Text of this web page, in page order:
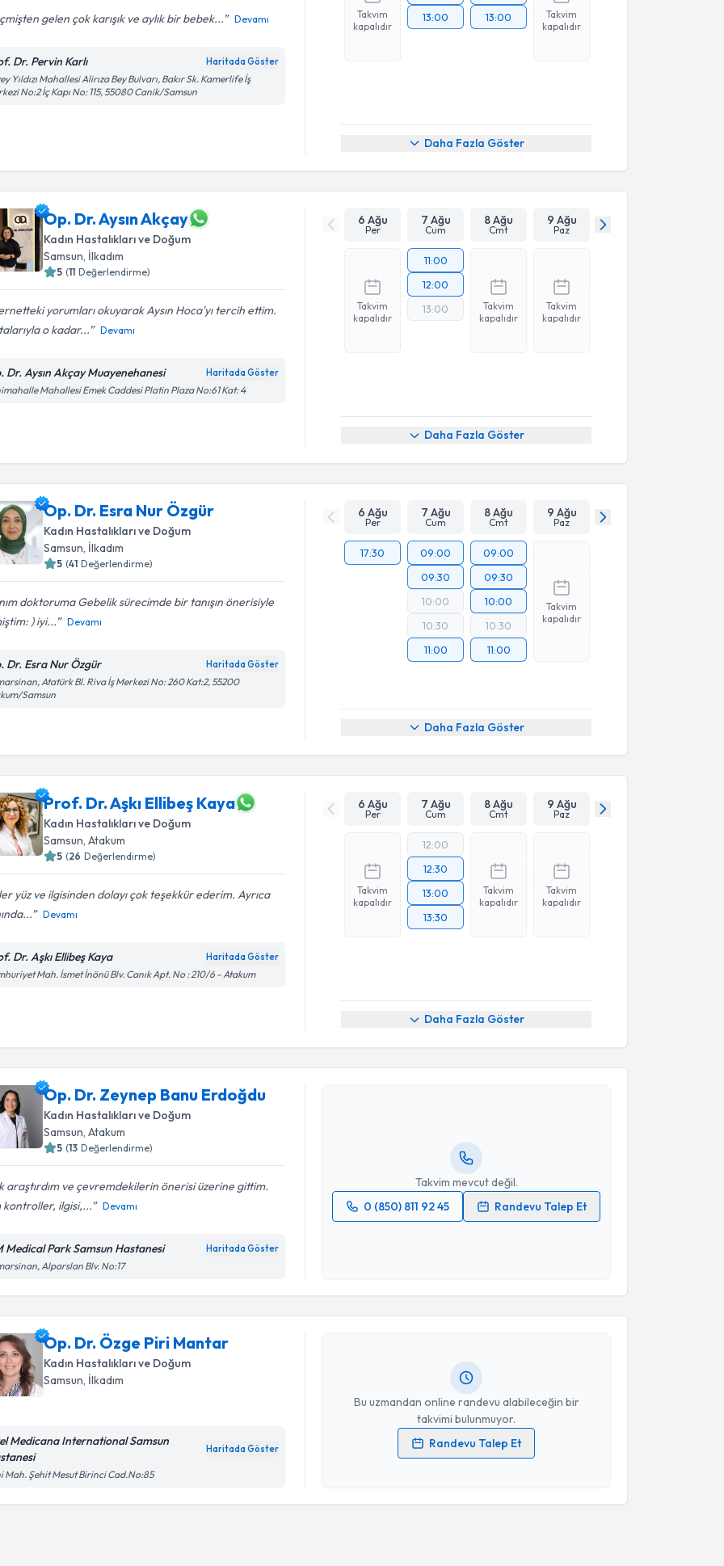
gelen çok karışık ve aylık bir bebek... Devamı
Dr. Pervin Karlı Haritada Göster
Yıldızı Mahallesi Alirıza Bey Bulvarı, Bakır Sk. Kamerlife İş
No:2 İç Kapı No: 115, 55080 Canik/Samsun
Takvim
kapalıdır
13:00
13:00
Takvim
kapalıdır
Daha Fazla Göster
Op. Dr. Aysın Akçay
Kadın Hastalıkları ve Doğum
Samsun, İlkadım
5 (11 Değerlendirme)
yorumları okuyarak Aysın Hoca'yı tercih ettim.
o kadar...
Devamı
Dr. Aysın Akçay Muayenehanesi Haritada Göster
Mahallesi Emek Caddesi Platin Plaza No:61 Kat: 4
6 Ağu
Per
7 Ağu
Cum
8 Ağu
Cmt
9 Ağu
Paz
Takvim
kapalıdır
11:00
12:00
13:00
Takvim
kapalıdır
Takvim
kapalıdır
Daha Fazla Göster
Op. Dr. Esra Nur Özgür
Kadın Hastalıkları ve Doğum
Samsun , İlkadım
5 (41 Değerlendirme)
doktoruma Gebelik sürecimde bir tanışın önerisiyle
) iyi...
Devamı
Dr. Esra Nur Özgür Haritada Göster
Atatürk Bl. Riva İş Merkezi No: 260 Kat:2, 55200
Samsun
6 Ağu
Per
7 Ağu
Cum
8 Ağu
Cmt
9 Ağu
Paz
17:30
09:00
09:30
10:00
10:30
11:00
09:00
09:30
10:00
10:30
11:00
Takvim
kapalıdır
Daha Fazla Göster
Prof. Dr. Aşkı Ellibeş Kaya
Kadın Hastalıkları ve Doğum
Samsun, Atakum
5 (26 Değerlendirme)
yüz ve ilgisinden dolayı çok teşekkür ederim. Ayrıca
Devamı
Dr. Aşkı Ellibeş Kaya Haritada Göster
Mah. İsmet İnönü Blv. Canık Apt. No : 210/6 - Atakum
6 Ağu
Per
7 Ağu
Cum
8 Ağu
Cmt
9 Ağu
Paz
Takvim
kapalıdır
12:00
12:30
13:00
13:30
Takvim
kapalıdır
Takvim
kapalıdır
Daha Fazla Göster
Op. Dr. Zeynep Banu Erdoğdu
Kadın Hastalıkları ve Doğum
Samsun , Atakum
5 (13 Değerlendirme)
araştırdım ve çevremdekilerin önerisi üzerine gittim.
kontroller, ilgisi,...
Devamı
Medical Park Samsun Hastanesi Haritada Göster
Alparslan Blv. No:17
Takvim mevcut değil.
0 (850) 811 92 45
Randevu Talep Et
Randevu Takvimi Talebi
Op. Dr. Zeynep Banu Erdoğdu
Takvim Talebini Gönder
Op. Dr. Özge Piri Mantar
Kadın Hastalıkları ve Doğum
Samsun , İlkadım
Medicana International Samsun
Haritada Göster
Mah. Şehit Mesut Birinci Cad.No:85
Bu uzmandan online randevu alabileceğin bir
takvimi bulunmuyor.
Randevu Talep Et
Op. Dr. Özge Piri Mantariçin randevu takvimi talebi oluşturun.
Size bu uzmandan randevu almanız için bir takvim
Kişisel verilerimin işlenmesine ilişkinAydınlatma Metni